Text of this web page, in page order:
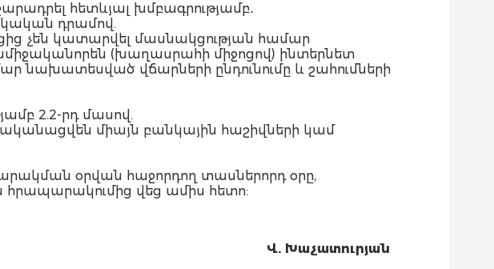
հետևյալ խմբագրությամբ․
դրամով.
չեն կատարվել մասնակցության համար
(խաղասրահի միջոցով) ինտերնետ
նախատեսված վճարների ընդունումը և շահումների
2.2-րդ մասով.
միայն բանկային հաշիվների կամ
օրվան հաջորդող տասներորդ օրը,
հրապարակումից վեց ամիս հետո:
Վ. Խաչատուրյան